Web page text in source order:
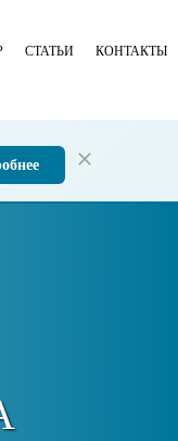
СТАТЬИ КОНТАКТЫ